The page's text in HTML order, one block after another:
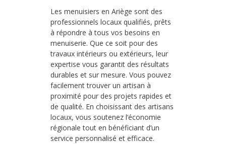
Les menuisiers en Ariège sont des
professionnels locaux qualifiés, prêts
à répondre à tous vos besoins en
menuiserie. Que ce soit pour des
travaux intérieurs ou extérieurs, leur
expertise vous garantit des résultats
durables et sur mesure. Vous pouvez
facilement trouver un artisan à
proximité pour des projets rapides et
de qualité. En choisissant des artisans
locaux, vous soutenez l’économie
régionale tout en bénéficiant d’un
service personnalisé et efficace.